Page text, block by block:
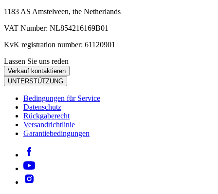
1183 AS Amstelveen, the Netherlands
VAT Number: NL854216169B01
KvK registration number: 61120901
Lassen Sie uns reden
Verkauf kontaktieren
UNTERSTÜTZUNG
Bedingungen für Service
Datenschutz
Rückgaberecht
Versandrichtlinie
Garantiebedingungen